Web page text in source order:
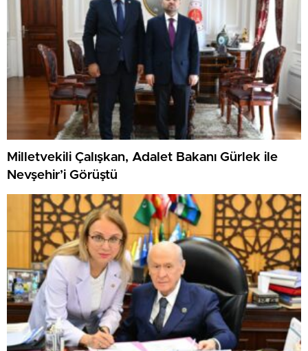
Milletvekili Çalışkan, Adalet Bakanı Gürlek ile
Nevşehir’i Görüştü